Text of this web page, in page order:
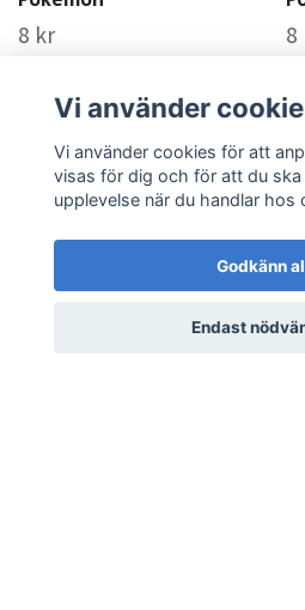
8 kr 8
Vi använder
Vi använder cookies för att
visas för dig och för att du
upplevelse när du handlar hos
Godkänn
Endast